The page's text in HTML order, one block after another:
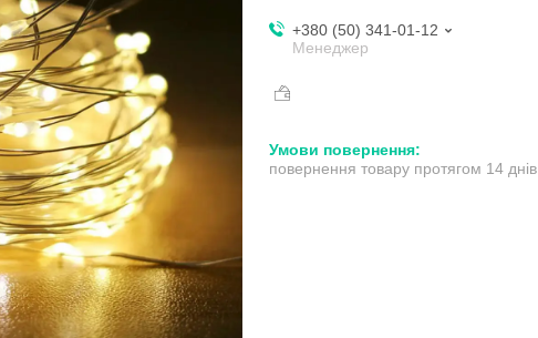
+380 (50) 341-01-12
Менеджер
повернення товару протягом 14 днів